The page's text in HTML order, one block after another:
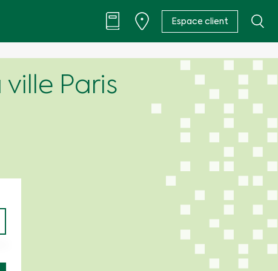
Espace client
Paris